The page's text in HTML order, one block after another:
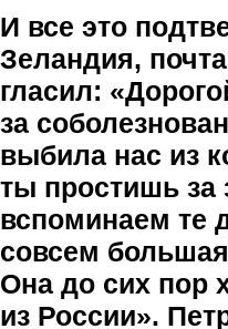
И все это
Зеландия,
гласил:
за
выбила нас из
ты простишь за
вспоминаем те
совсем
Она до сих пор
из России».